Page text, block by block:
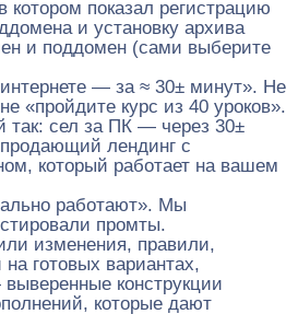
котором показал регистрацию
и установку архива
и поддомен (сами выберите
— за ≈ 30± минут». Не
«пройдите курс из 40 уроков».
так: сел за ПК — через 30±
лендинг с
который работает на вашем
работают». Мы
промты.
изменения, правили,
готовых вариантах,
конструкции
которые дают